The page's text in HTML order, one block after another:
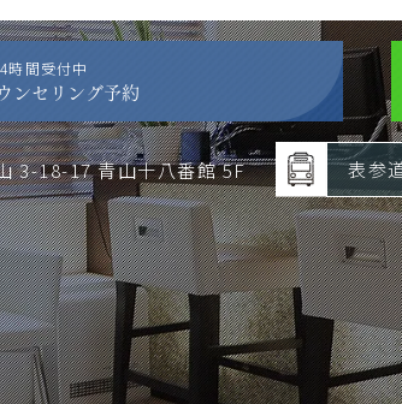
時間受付中
ンセリング予約
3-18-17 青山十八番館 5F 表参